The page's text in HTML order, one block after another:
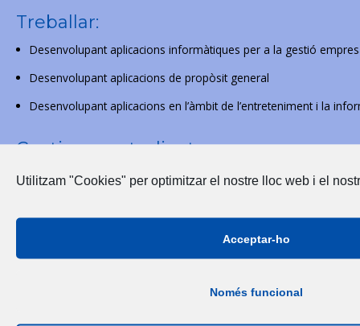
Treballar:
Desenvolupant aplicacions informàtiques per a la gestió
Desenvolupant aplicacions de propòsit general
Desenvolupant aplicacions en l’àmbit de l’entreteniment i la
Continuar estudiant:
Cursos d’especialització professional
Preparació de Proves d’Avaluació de Batxillerat i/o
Utilitzam "Cookies" per optimitzar el nostre lloc web i el
Acceptar-ho
Només funcional